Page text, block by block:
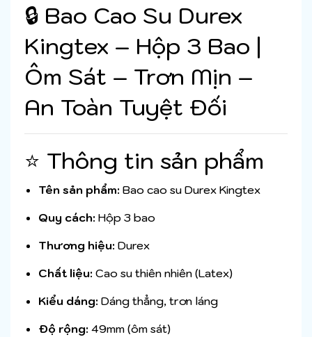
🔒 Bao Cao Su Durex
Kingtex – Hộp 3 Bao |
Ôm Sát – Trơn Mịn –
An Toàn Tuyệt Đối
⭐ Thông tin sản phẩm
Tên sản phẩm: Bao cao su Durex Kingtex
Quy cách: Hộp 3 bao
Thương hiệu: Durex
Chất liệu: Cao su thiên nhiên (Latex)
Kiểu dáng: Dáng thẳng, trơn láng
Độ rộng: 49mm (ôm sát)